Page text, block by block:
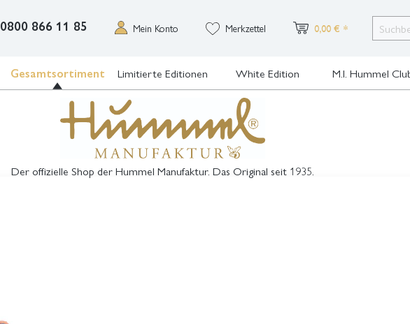
0800 866 11 85 Mein Konto Merkzettel 0,00 € *
Gesamtsortiment Limitierte Editionen White Edition M.I. Hummel
Der offizielle Shop der Hummel Manufaktur. Das Original seit 1935.